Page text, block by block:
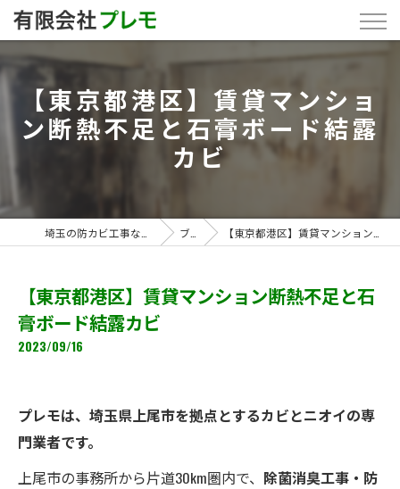
【東京都港区】賃貸マンショ
ン断熱不足と石膏ボード結露
カビ
ブログ 【東京都港区】賃貸マンション断熱不足と石膏ボード結露カビ
【東京都港区】賃貸マンション断熱不足と石
膏ボード結露カビ
2023/09/16
プレモは、埼玉県上尾市を拠点とするカビとニオイの専
門業者です。
上尾市の事務所から片道30km圏内で、 除菌消臭工事・防